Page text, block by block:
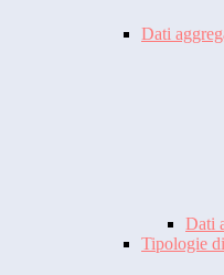
Dati
Dati
Tipologie